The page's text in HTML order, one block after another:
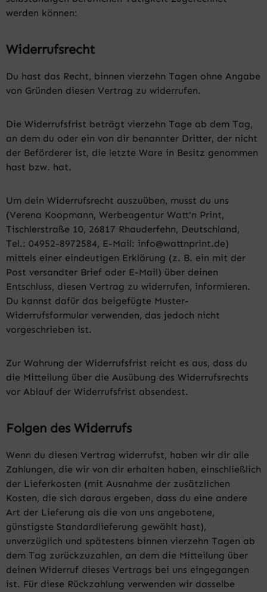
werden können:
Widerrufsrecht
Du hast das Recht, binnen vierzehn Tagen ohne Angabe
von Gründen diesen Vertrag zu widerrufen.
Die Widerrufsfrist beträgt vierzehn Tage ab dem Tag,
an dem du oder ein von dir benannter Dritter, der nicht
der Beförderer ist, die letzte Ware in Besitz genommen
hast bzw. hat.
Um dein Widerrufsrecht auszuüben, musst du uns
(Verena Koopmann, Werbeagentur Watt'n Print,
Tischlerstraße 10, 26817 Rhauderfehn, Deutschland,
Tel.: 04952-8972584, E-Mail: info@wattnprint.de)
mittels einer eindeutigen Erklärung (z. B. ein mit der
Post versandter Brief oder E-Mail) über deinen
Entschluss, diesen Vertrag zu widerrufen, informieren.
Du kannst dafür das beigefügte Muster-
Widerrufsformular verwenden, das jedoch nicht
vorgeschrieben ist.
Zur Wahrung der Widerrufsfrist reicht es aus, dass du
die Mitteilung über die Ausübung des Widerrufsrechts
vor Ablauf der Widerrufsfrist absendest.
Folgen des Widerrufs
Wenn du diesen Vertrag widerrufst, haben wir dir alle
Zahlungen, die wir von dir erhalten haben, einschließlich
der Lieferkosten (mit Ausnahme der zusätzlichen
Kosten, die sich daraus ergeben, dass du eine andere
Art der Lieferung als die von uns angebotene,
günstigste Standardlieferung gewählt hast),
unverzüglich und spätestens binnen vierzehn Tagen ab
dem Tag zurückzuzahlen, an dem die Mitteilung über
deinen Widerruf dieses Vertrags bei uns eingegangen
ist. Für diese Rückzahlung verwenden wir dasselbe